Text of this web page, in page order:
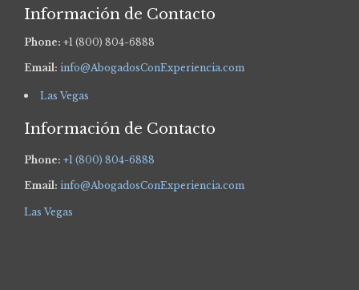
Información de Contacto
Phone: +1 (800) 804-6888
Email: info@AbogadosConExperiencia.com
Las Vegas
Información de Contacto
Phone: +1 (800) 804-6888
Email: info@AbogadosConExperiencia.com
Las Vegas